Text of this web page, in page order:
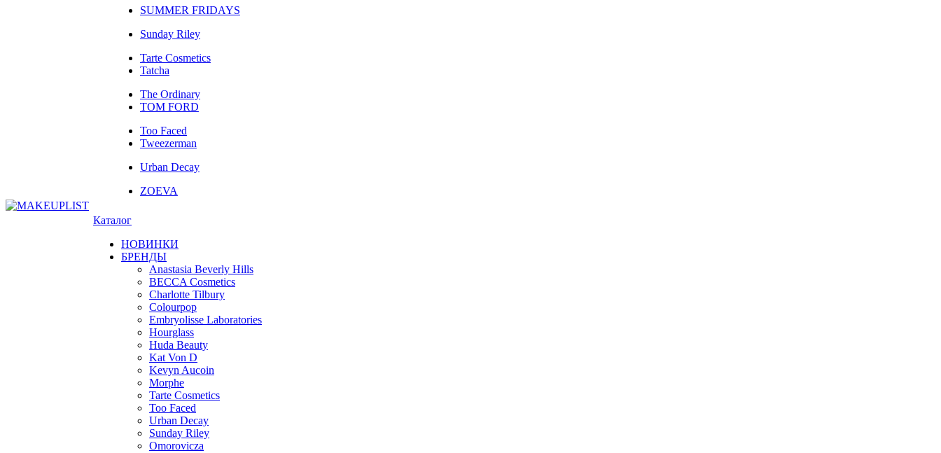
SUMMER FRIDAYS
Sunday Riley
Tarte Cosmetics
Tatcha
The Ordinary
TOM FORD
Too Faced
Tweezerman
Urban Decay
ZOEVA
Каталог
НОВИНКИ
БРЕНДЫ
Anastasia Beverly Hills
BECCA Cosmetics
Charlotte Tilbury
Colourpop
Embryolisse Laboratories
Hourglass
Huda Beauty
Kat Von D
Kevyn Aucoin
Morphe
Tarte Cosmetics
Too Faced
Urban Decay
Sunday Riley
Omorovicza